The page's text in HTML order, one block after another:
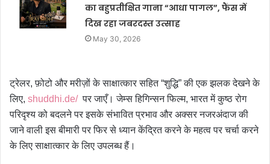
का बहुप्रतीक्षित गाना “आधा पागल”, फैंस में
दिख रहा जबरदस्त उत्साह
May 30, 2026
ट्रेलर, फ़ोटो और मरीज़ों के साक्षात्कार सहित “शुद्धि” की एक झलक देखने के
लिए, shuddhi.de/पर जाएँ। जेम्स हिगिन्सन फिल्म, भारत में कुष्ठ रोग
परिदृश्य को बदलने पर इसके संभावित प्रभाव और अक्सर नजरअंदाज की
जाने वाली इस बीमारी पर फिर से ध्यान केंद्रित करने के महत्व पर चर्चा करने
के लिए साक्षात्कार के लिए उपलब्ध हैं।